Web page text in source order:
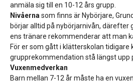
anmäla sig till en 10-12 års grupp.
Nivåernasom finns är Nybörjare,
börjar alltid på nybörjarnivån, därefter
ens tränare rekommenderar att man
För er som gått i klätterskolan tidigare
grupprekommendation stå längst upp
Vuxenmedverkan
Barn mellan 7-12 år måste ha en